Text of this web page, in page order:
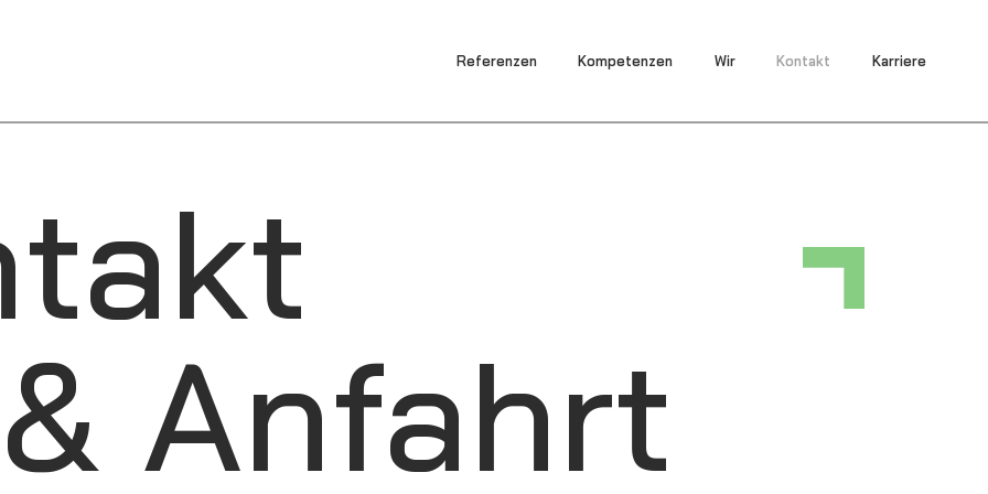
Referenzen Kompetenzen Wir Kontakt Karriere
& Anfahrt